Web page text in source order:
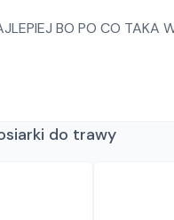
BO PO CO TAKA
do trawy